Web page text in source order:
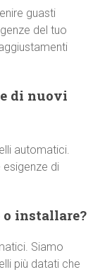
guasti
del tuo
di nuovi
automatici.
di
installare?
Siamo
più datati che